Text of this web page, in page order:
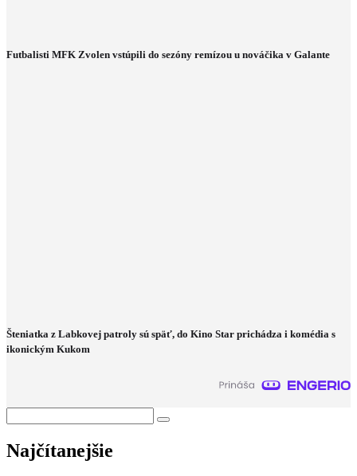
Futbalisti MFK Zvolen vstúpili do sezóny remízou u nováčika v Galante
Šteniatka z Labkovej patroly sú späť, do Kino Star prichádza i komédia s
ikonickým Kukom
Najčítanejšie